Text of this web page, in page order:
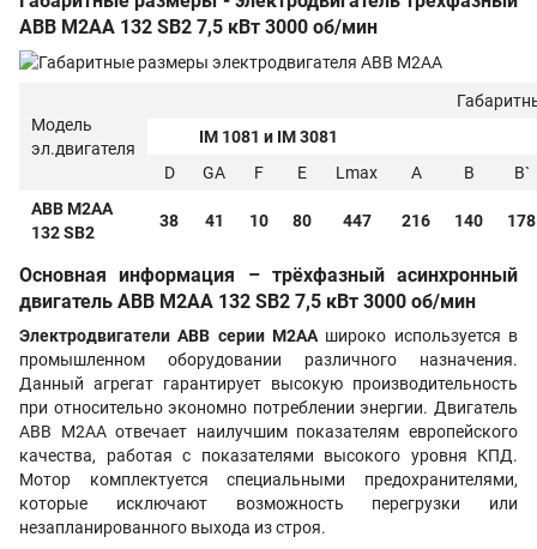
ABB M2AA 132 SB2 7,5 кВт 3000 об/мин
Модель
эл.двигателя
IM 1081 и IM 3081
D
GA F E Lmax A B
B`
ABB M2AA
132 SB2
38 41 10 80 447 216 140 178
Основная информация – трёхфазный асинхронный
двигатель ABB M2AA 132 SB2 7,5 кВт 3000 об/мин
ЭлектродвигателиABB серии M2AA широко используется в
промышленном оборудовании различного назначения.
Данный агрегат гарантирует высокую производительность
при относительно экономно потреблении энергии. Двигатель
ABB M2AA отвечает наилучшим показателям европейского
качества, работая с показателями высокого уровня КПД.
Мотор комплектуется специальными предохранителями,
которые исключают возможность перегрузки или
незапланированного выхода из строя.